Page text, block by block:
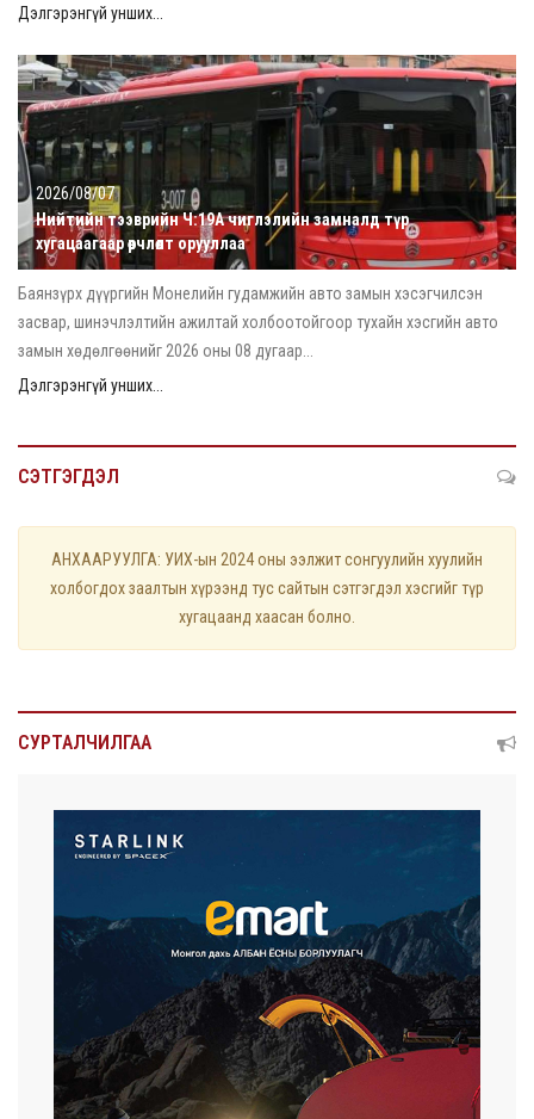
Дэлгэрэнгүй унших...
2026/08/07
Нийтийн тээврийн Ч:19А чиглэлийн замналд түр
хугацаагаар өөрчлөлт орууллаа
Баянзүрх дүүргийн Монелийн гудамжийн авто замын хэсэгчилсэн
засвар, шинэчлэлтийн ажилтай холбоотойгоор тухайн хэсгийн авто
замын хөдөлгөөнийг 2026 оны 08 дугаар...
Дэлгэрэнгүй унших...
СЭТГЭГДЭЛ
АНХААРУУЛГА: УИХ-ын 2024 оны ээлжит сонгуулийн хуулийн
холбогдох заалтын хүрээнд тус сайтын сэтгэгдэл хэсгийг түр
хугацаанд хаасан болно.
СУРТАЛЧИЛГАА